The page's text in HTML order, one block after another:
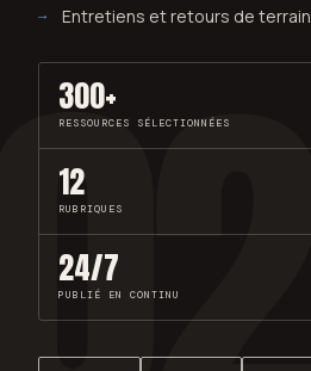
Entretiens et retours de terrain
300+
RESSOURCES SÉLECTIONNÉES
12
RUBRIQUES
24/7
PUBLIÉ EN CONTINU